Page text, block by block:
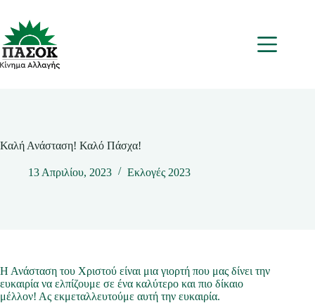
περιεχόμενο
Μενου
Καλή Ανάσταση! Καλό Πάσχα!
13 Απριλίου, 2023 Εκλογές 2023
Η Ανάσταση του Χριστού είναι μια γιορτή που μας δίνει την
ευκαιρία να ελπίζουμε σε ένα καλύτερο και πιο δίκαιο
μέλλον! Ας εκμεταλλευτούμε αυτή την ευκαιρία.